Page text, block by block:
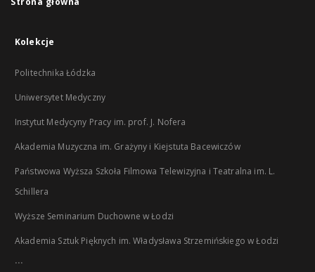
Kolekcje
Politechnika Łódzka
Uniwersytet Medyczny
Instytut Medycyny Pracy im. prof. J. Nofera
Akademia Muzyczna im. Grażyny i Kiejstuta Bacewiczów
Państwowa Wyższa Szkoła Filmowa Telewizyjna i Teatralna im. L.
Schillera
Wyższe Seminarium Duchowne w Łodzi
Akademia Sztuk Pięknych im. Władysława Strzemińskiego w Łodzi
...